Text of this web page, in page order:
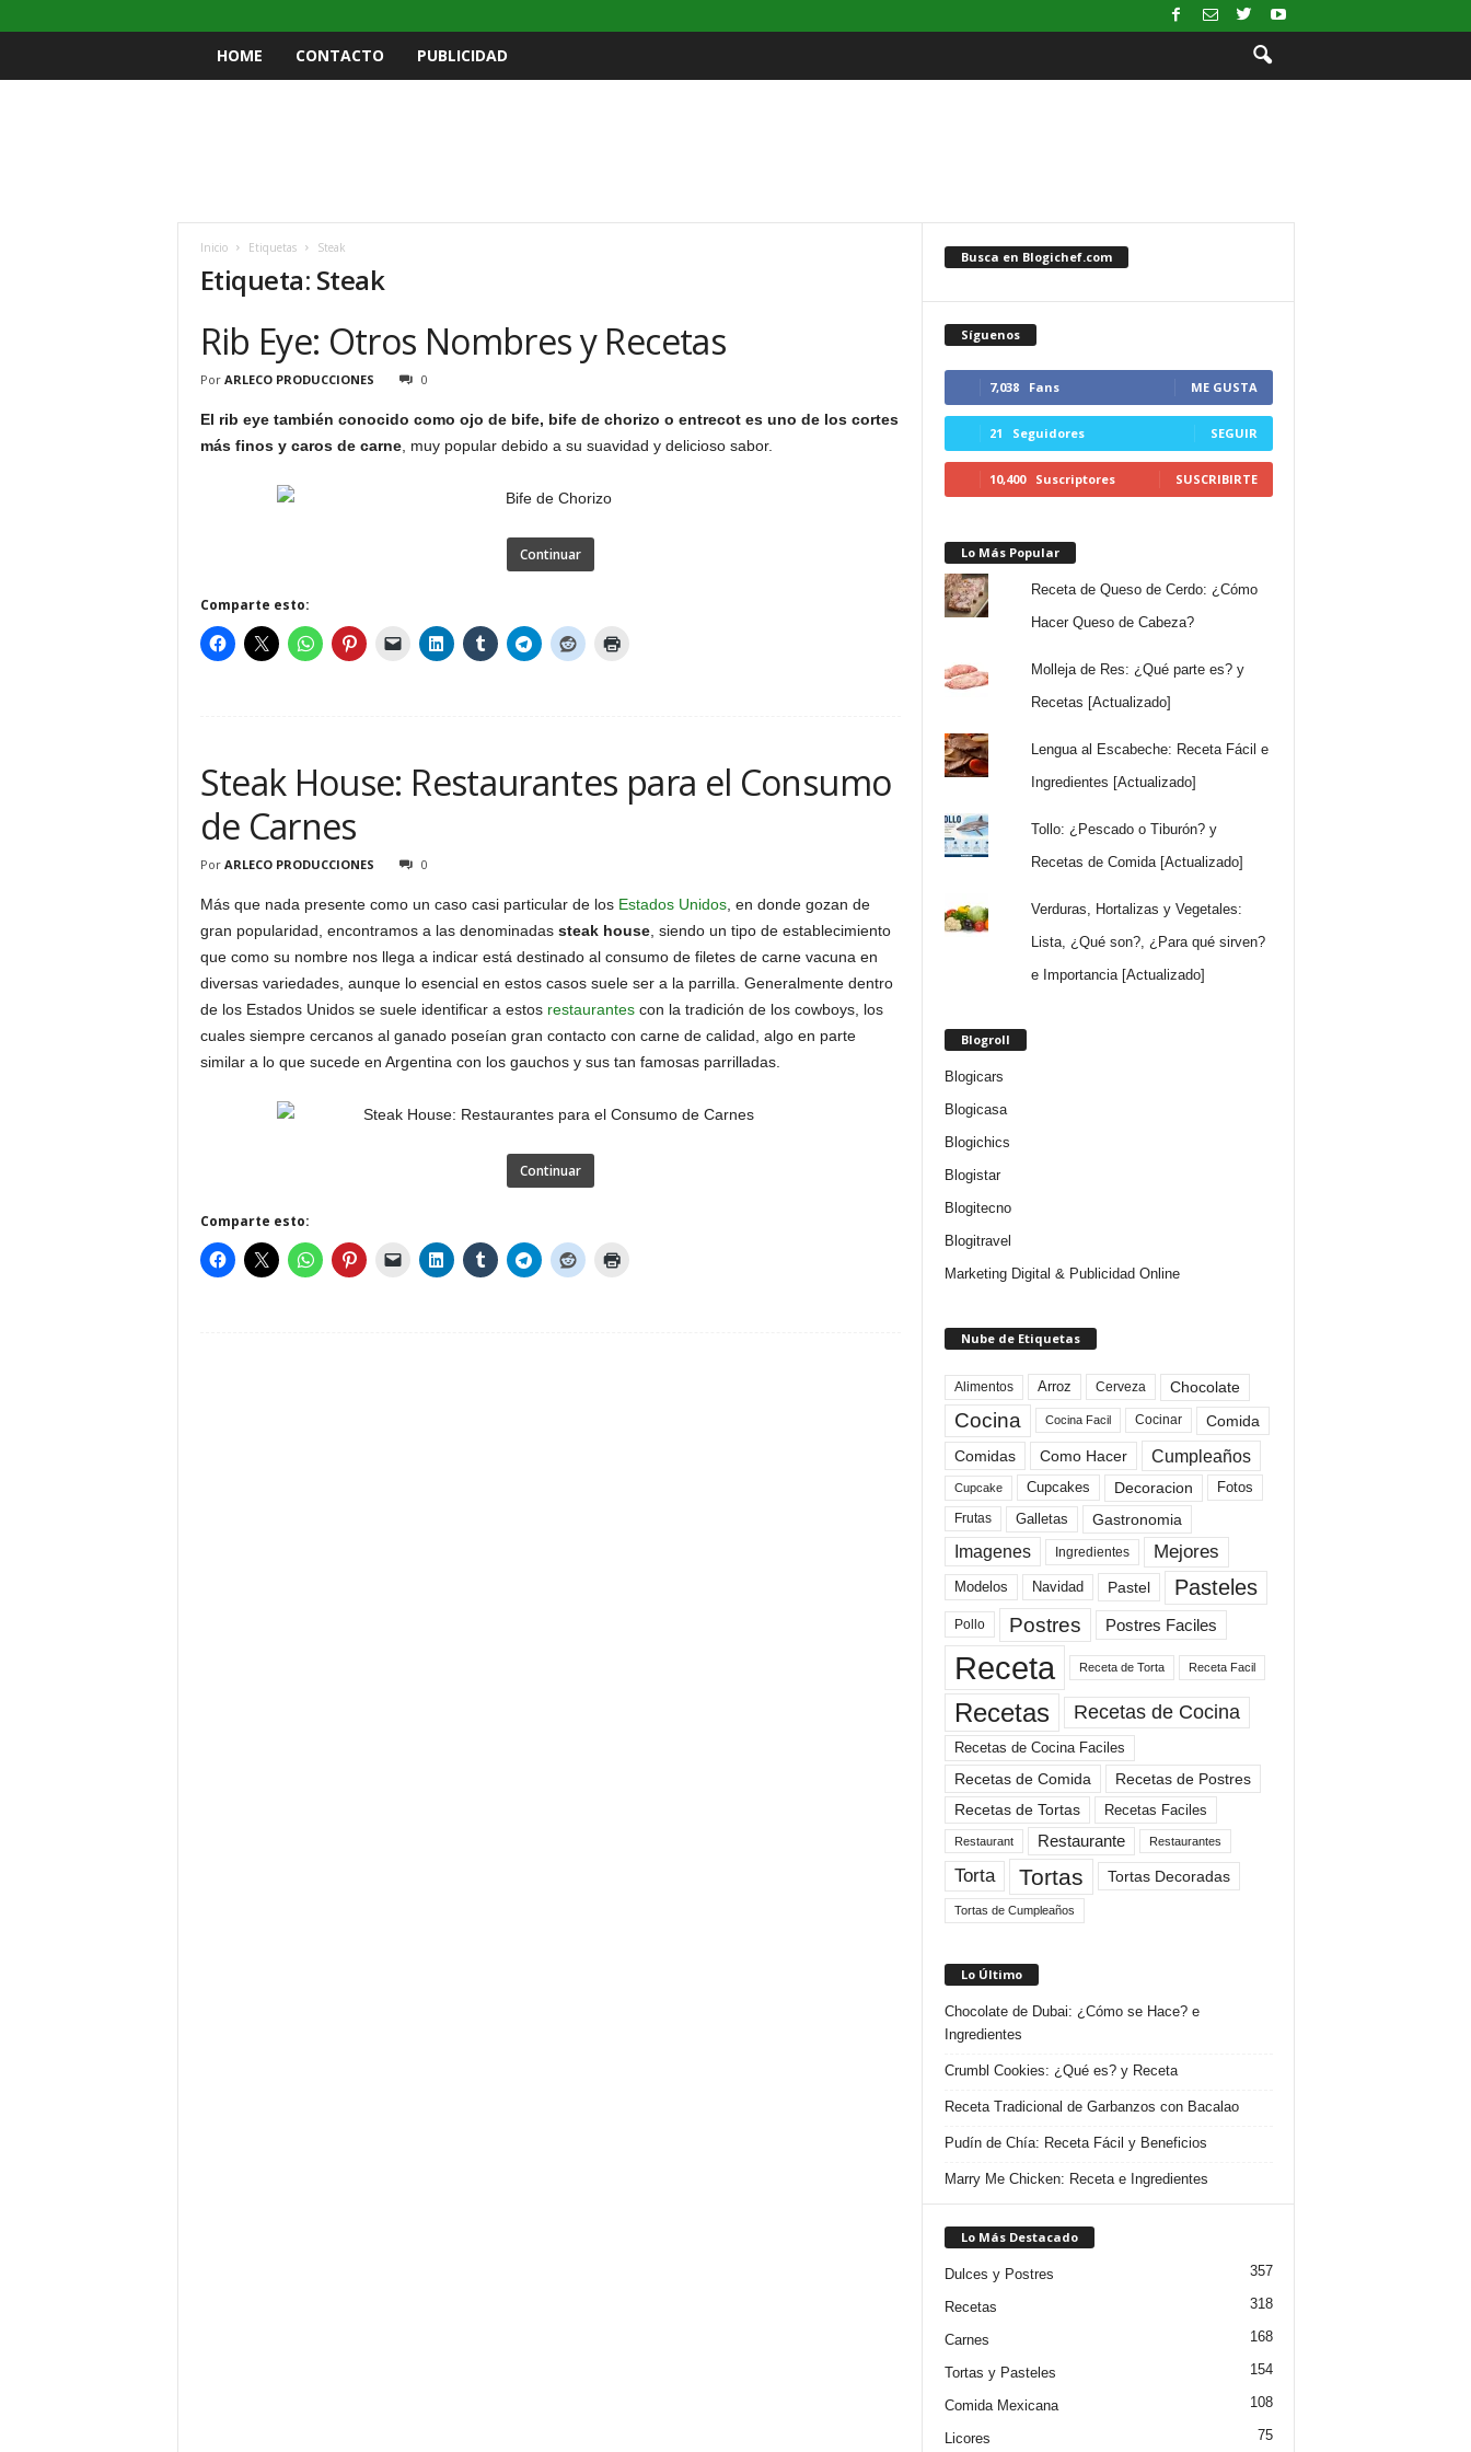
HOME CONTACTO PUBLICIDAD
Inicio Etiquetas Steak
Etiqueta: Steak
Rib Eye: Otros Nombres y Recetas
Por ARLECO PRODUCCIONES 0
El rib eye también conocido como ojo de bife, bife de chorizo o entrecot es uno de los cortes
más finos y caros de carne, muy popular debido a su suavidad y delicioso sabor.
Continuar
Comparte esto:
Steak House: Restaurantes para el Consumo
de Carnes
Por ARLECO PRODUCCIONES 0
Más que nada presente como un caso casi particular de los Estados Unidos, en donde gozan de
gran popularidad, encontramos a las denominadas steak house, siendo un tipo de establecimiento
que como su nombre nos llega a indicar está destinado al consumo de filetes de carne vacuna en
diversas variedades, aunque lo esencial en estos casos suele ser a la parrilla. Generalmente dentro
de los Estados Unidos se suele identificar a estos restaurantescon la tradición de los cowboys, los
cuales siempre cercanos al ganado poseían gran contacto con carne de calidad, algo en parte
similar a lo que sucede en Argentina con los gauchos y sus tan famosas parrilladas.
Continuar
Comparte esto:
Busca en Blogichef.com
Síguenos
7,038 Fans ME GUSTA
21 Seguidores SEGUIR
10,400 Suscriptores SUSCRIBIRTE
Lo Más Popular
Receta de Queso de Cerdo: ¿Cómo
Hacer Queso de Cabeza?
Molleja de Res: ¿Qué parte es? y
Recetas [Actualizado]
Lengua al Escabeche: Receta Fácil e
Ingredientes [Actualizado]
Tollo: ¿Pescado o Tiburón? y
Recetas de Comida [Actualizado]
Verduras, Hortalizas y Vegetales:
Lista, ¿Qué son?, ¿Para qué sirven?
e Importancia [Actualizado]
Blogroll
Blogicars
Blogicasa
Blogichics
Blogistar
Blogitecno
Blogitravel
Marketing Digital & Publicidad Online
Nube de Etiquetas
Alimentos Arroz Cerveza Chocolate
Cocina Cocina Facil Cocinar
Comida
Comidas
Como Hacer Cumpleaños
Cupcake Cupcakes Decoracion Fotos
Frutas Galletas Gastronomia
Imagenes Ingredientes Mejores
Modelos Navidad Pastel Pasteles
Pollo Postres Postres Faciles
Receta Receta de Torta Receta Facil
Recetas Recetas de Cocina
Recetas de Cocina Faciles
Recetas de Comida
Recetas de Postres
Recetas de Tortas
Recetas Faciles
Restaurant Restaurante Restaurantes
Torta Tortas Tortas Decoradas
Tortas de Cumpleaños
Lo Último
Chocolate de Dubai: ¿Cómo se Hace? e
Ingredientes
Crumbl Cookies: ¿Qué es? y Receta
Receta Tradicional de Garbanzos con Bacalao
Pudín de Chía: Receta Fácil y Beneficios
Marry Me Chicken: Receta e Ingredientes
Lo Más Destacado
Dulces y Postres 357
Recetas 318
Carnes 168
Tortas y Pasteles 154
Comida Mexicana 108
Licores 75